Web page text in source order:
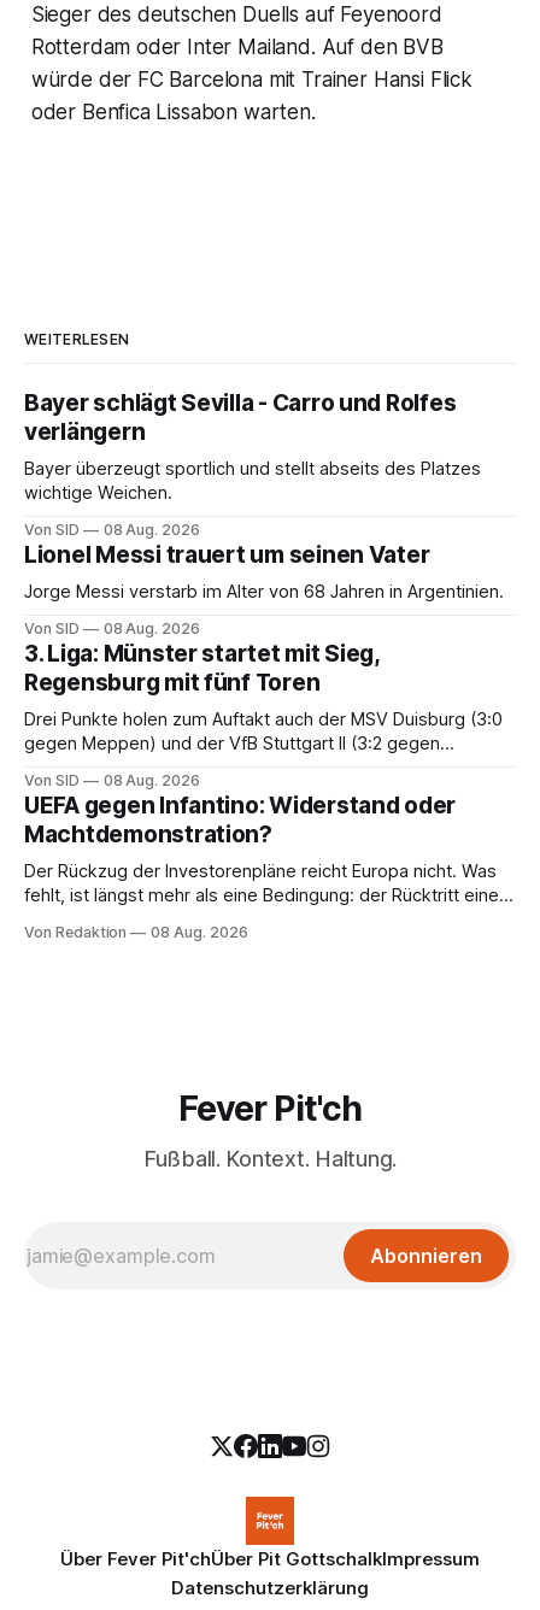
Sieger des deutschen Duells auf Feyenoord
Rotterdam oder Inter Mailand. Auf den BVB
würde der FC Barcelona mit Trainer Hansi Flick
oder Benfica Lissabon warten.
WEITERLESEN
Bayer schlägt Sevilla - Carro und Rolfes
verlängern
Bayer überzeugt sportlich und stellt abseits des Platzes
wichtige Weichen.
Von SID 08 Aug. 2026
Lionel Messi trauert um seinen Vater
Jorge Messi verstarb im Alter von 68 Jahren in Argentinien.
Von SID 08 Aug. 2026
3. Liga: Münster startet mit Sieg,
Regensburg mit fünf Toren
Drei Punkte holen zum Auftakt auch der MSV Duisburg (3:0
gegen Meppen) und der VfB Stuttgart II (3:2 gegen
Von SID 08 Aug. 2026
UEFA gegen Infantino: Widerstand oder
Machtdemonstration?
Der Rückzug der Investorenpläne reicht Europa nicht. Was
fehlt, ist längst mehr als eine Bedingung: der Rücktritt eines
Von Redaktion 08 Aug. 2026
Fever Pit'ch
Fußball. Kontext. Haltung.
Abonnieren
Über Fever Pit'chÜber Pit GottschalkImpressum
Datenschutzerklärung